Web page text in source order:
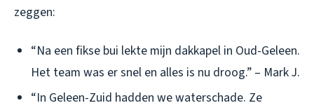
zeggen:
“Na een fikse bui lekte mijn dakkapel in Oud-Geleen.
Het team was er snel en alles is nu droog.” – Mark J.
“In Geleen-Zuid hadden we waterschade. Ze